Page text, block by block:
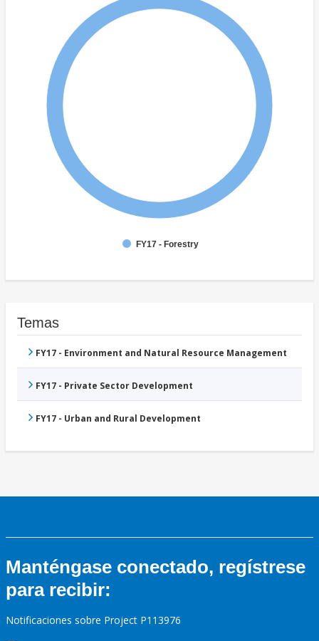
FY17 - Forestry
Temas
FY17 - Environment and Natural Resource Management
FY17 - Private Sector Development
FY17 - Urban and Rural Development
Manténgase conectado, regístrese
para recibir:
Notificaciones sobre Project P113976